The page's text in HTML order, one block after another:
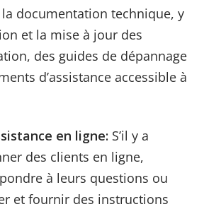
documentation technique, y
et la mise à jour des
des guides de dépannage
d’assistance accessible à
en ligne: S’il y a
des clients en ligne,
à leurs questions ou
et fournir des instructions